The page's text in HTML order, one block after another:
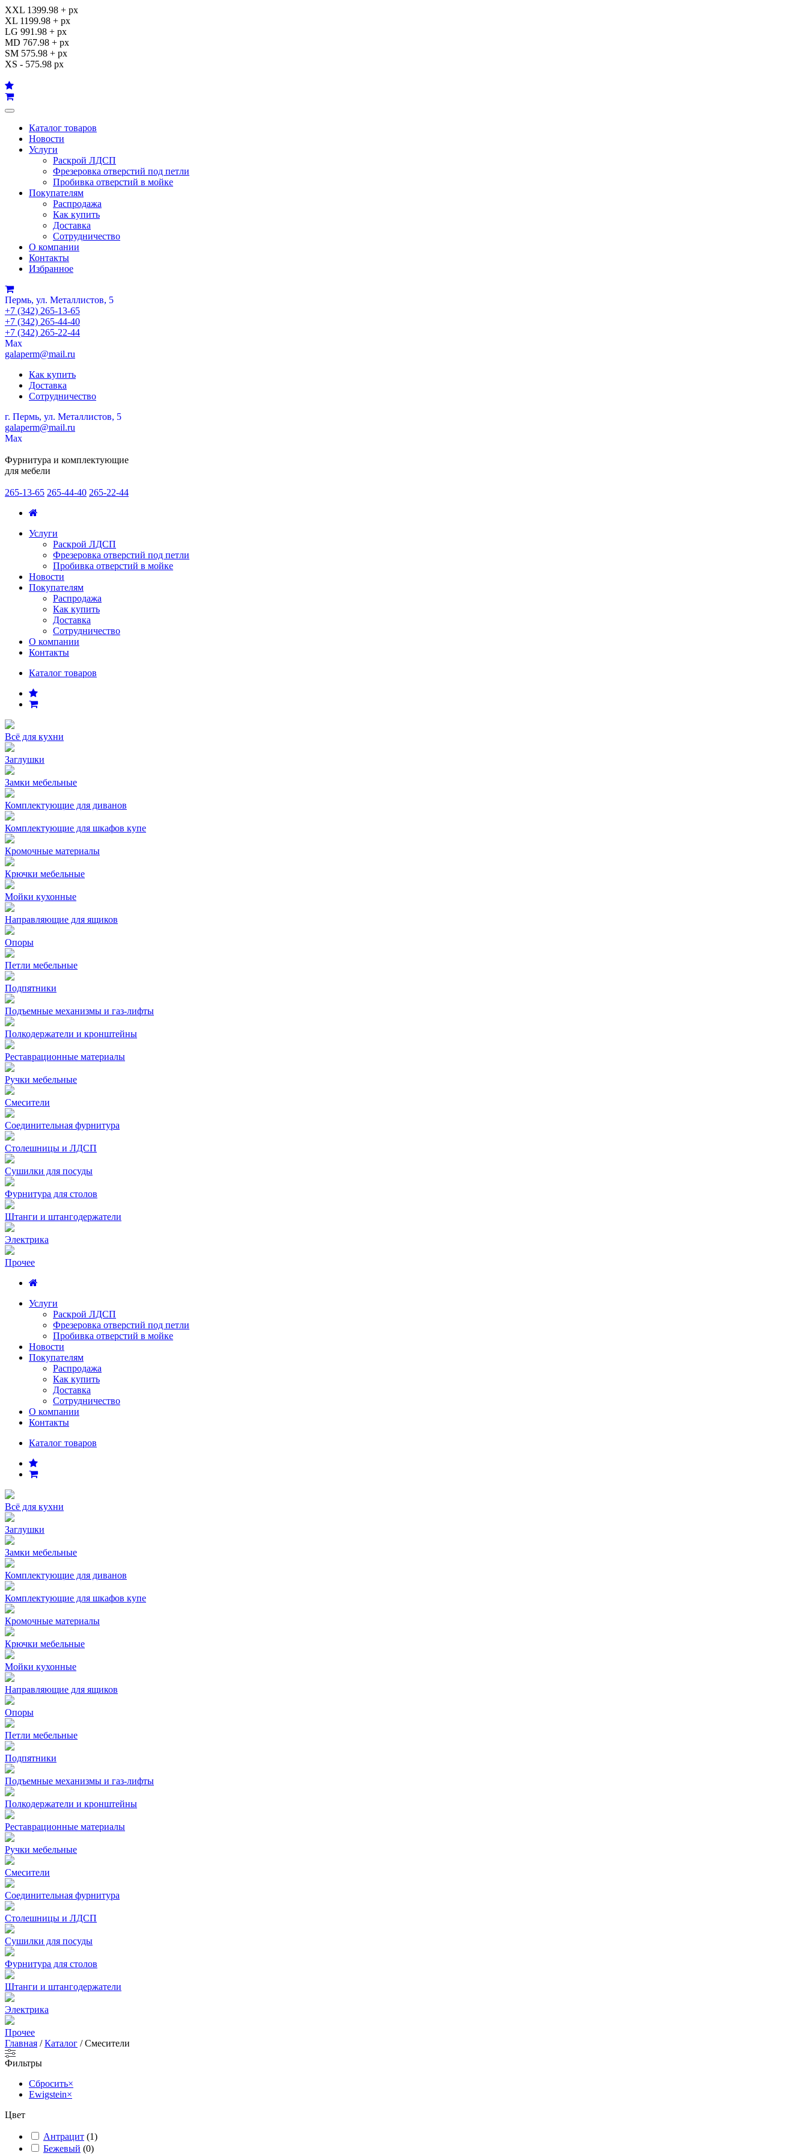
XXL 1399.98 + px
XL 1199.98 + px
LG 991.98 + px
MD 767.98 + px
SM 575.98 + px
XS - 575.98 px
Каталог товаров
Новости
Услуги
Раскрой ЛДСП
Фрезеровка отверстий под петли
Пробивка отверстий в мойке
Покупателям
Распродажа
Как купить
Доставка
Сотрудничество
О компании
Контакты
Избранное
Пермь, ул. Металлистов, 5
+7 (342) 265-13-65
+7 (342) 265-44-40
+7 (342) 265-22-44
Мах
galaperm@mail.ru
Как купить
Доставка
Сотрудничество
г. Пермь, ул. Металлистов, 5
galaperm@mail.ru
Мах
Фурнитура и комплектующие
для мебели
265-13-65 265-44-40 265-22-44
Услуги
Раскрой ЛДСП
Фрезеровка отверстий под петли
Пробивка отверстий в мойке
Новости
Покупателям
Распродажа
Как купить
Доставка
Сотрудничество
О компании
Контакты
Каталог товаров
Всё для кухни
Заглушки
Замки мебельные
Комплектующие для диванов
Комплектующие для шкафов купе
Кромочные материалы
Крючки мебельные
Мойки кухонные
Направляющие для ящиков
Опоры
Петли мебельные
Подпятники
Подъемные механизмы и газ-лифты
Полкодержатели и кронштейны
Реставрационные материалы
Ручки мебельные
Смесители
Соединительная фурнитура
Столешницы и ЛДСП
Сушилки для посуды
Фурнитура для столов
Штанги и штангодержатели
Электрика
Прочее
Услуги
Раскрой ЛДСП
Фрезеровка отверстий под петли
Пробивка отверстий в мойке
Новости
Покупателям
Распродажа
Как купить
Доставка
Сотрудничество
О компании
Контакты
Каталог товаров
Всё для кухни
Заглушки
Замки мебельные
Комплектующие для диванов
Комплектующие для шкафов купе
Кромочные материалы
Крючки мебельные
Мойки кухонные
Направляющие для ящиков
Опоры
Петли мебельные
Подпятники
Подъемные механизмы и газ-лифты
Полкодержатели и кронштейны
Реставрационные материалы
Ручки мебельные
Смесители
Соединительная фурнитура
Столешницы и ЛДСП
Сушилки для посуды
Фурнитура для столов
Штанги и штангодержатели
Электрика
Прочее
Главная /Каталог /Смесители
Фильтры
Сбросить×
Ewigstein×
Цвет
Антрацит (1)
Бежевый (0)